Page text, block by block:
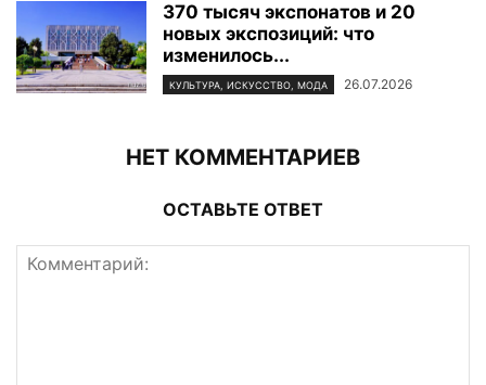
370 тысяч экспонатов и 20
новых экспозиций: что
изменилось...
КУЛЬТУРА, ИСКУССТВО, МОДА 26.07.2026
НЕТ КОММЕНТАРИЕВ
ОСТАВЬТЕ ОТВЕТ